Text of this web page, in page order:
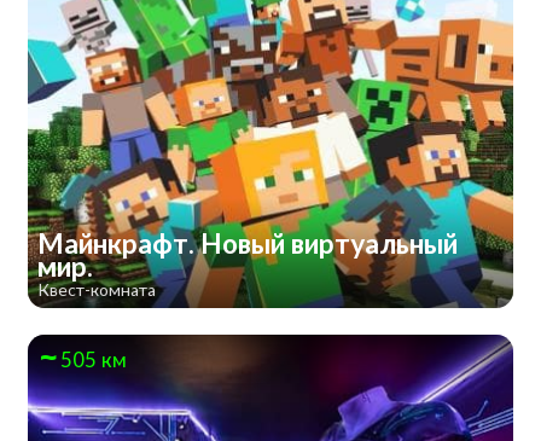
Майнкрафт. Новый виртуальный
мир.
Квест-комната
505 км